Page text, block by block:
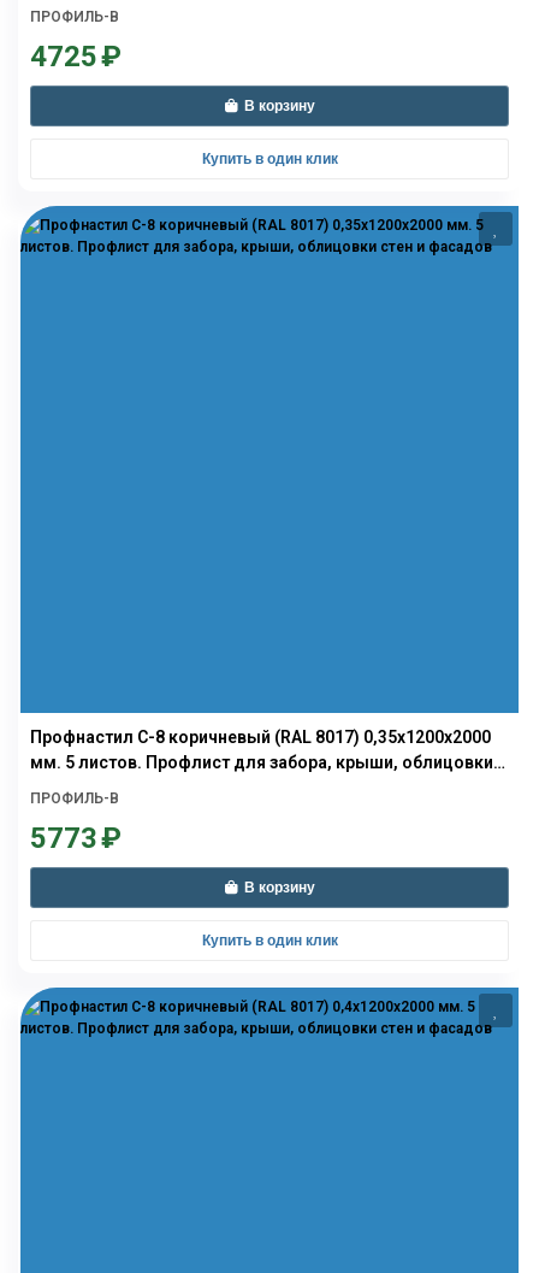
облицовки стен и фасадов
ПРОФИЛЬ-В
4725₽
В корзину
Купить в один клик
Профнастил С-8 коричневый (RAL 8017) 0,35х1200х2000
мм. 5 листов. Профлист для забора, крыши, облицовки
стен и фасадов
ПРОФИЛЬ-В
5773₽
В корзину
Купить в один клик